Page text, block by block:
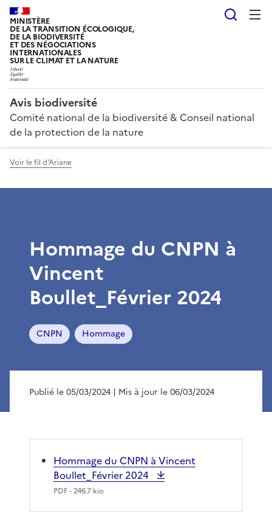
MINISTÈRE
DE LA TRANSITION ÉCOLOGIQUE,
DE LA BIODIVERSITÉ
ET DES NÉGOCIATIONS
INTERNATIONALES
SUR LE CLIMAT ET LA NATURE
Avis biodiversité
Comité national de la biodiversité & Conseil national
de la protection de la nature
Voir le fil d'Ariane
Hommage du CNPN à
Vincent
Boullet_Février 2024
CNPN Hommage
Publié le 05/03/2024 | Mis à jour le 06/03/2024
Hommage du CNPN à Vincent
Boullet_Février 2024
PDF- 246.7 kio